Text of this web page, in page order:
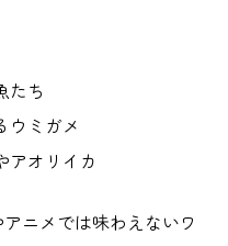
たち
ウミガメ
アオリイカ
ニメでは味わえないワ